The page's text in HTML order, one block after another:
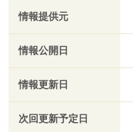
情報提供元
情報公開日
情報更新日
次回更新予定日